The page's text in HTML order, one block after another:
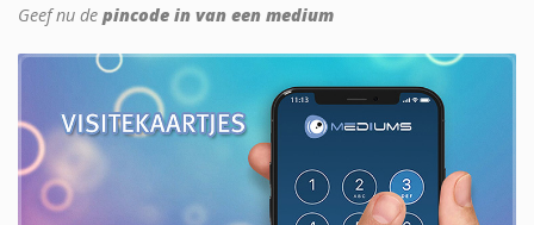
Geef nu de pincode in van een medium